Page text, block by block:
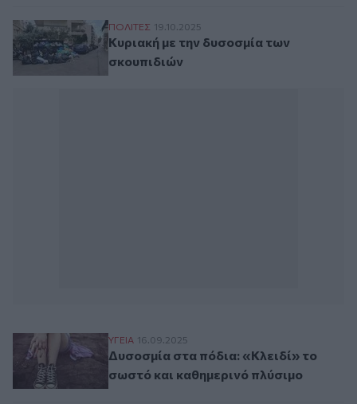
Κυριακή με την δυσοσμία των σκουπιδιών
ΠΟΛΙΤΕΣ 19.10.2025
Κυριακή με την δυσοσμία των
σκουπιδιών
Δυσοσμία στα πόδια: «Κλειδί» το σωστό
ΥΓΕΙΑ 16.09.2025
Δυσοσμία στα πόδια: «Κλειδί» το
σωστό και καθημερινό πλύσιμο